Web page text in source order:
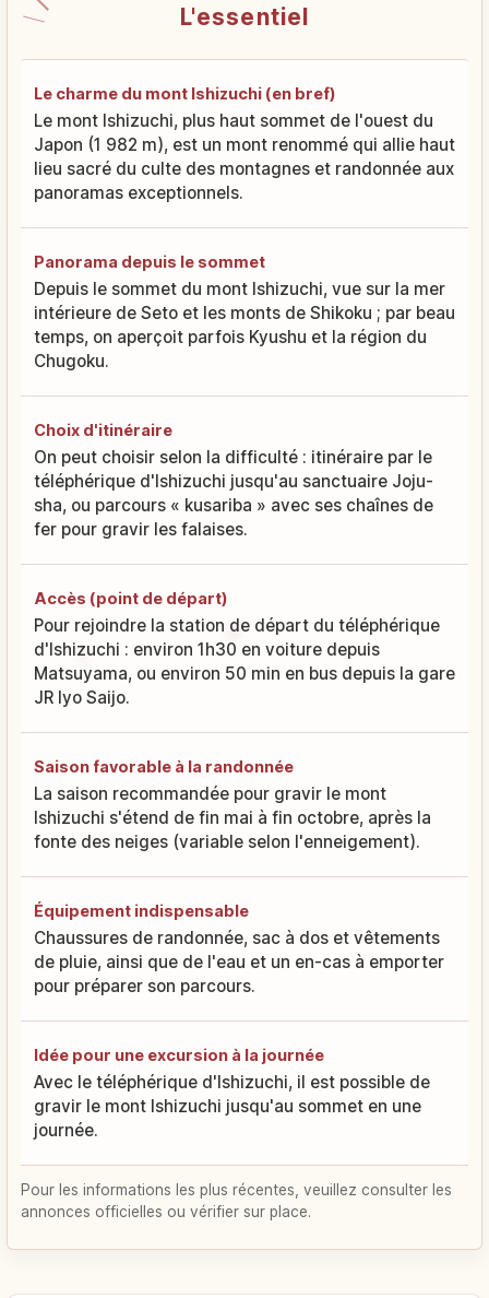
L'essentiel
Le charme du mont Ishizuchi (en bref)
Le mont Ishizuchi, plus haut sommet de l'ouest du
Japon (1 982 m), est un mont renommé qui allie haut
lieu sacré du culte des montagnes et randonnée aux
panoramas exceptionnels.
Panorama depuis le sommet
Depuis le sommet du mont Ishizuchi, vue sur la mer
intérieure de Seto et les monts de Shikoku ; par beau
temps, on aperçoit parfois Kyushu et la région du
Chugoku.
Choix d'itinéraire
On peut choisir selon la difficulté : itinéraire par le
téléphérique d'Ishizuchi jusqu'au sanctuaire Joju-
sha, ou parcours « kusariba » avec ses chaînes de
fer pour gravir les falaises.
Accès (point de départ)
Pour rejoindre la station de départ du téléphérique
d'Ishizuchi : environ 1h30 en voiture depuis
Matsuyama, ou environ 50 min en bus depuis la gare
JR Iyo Saijo.
Saison favorable à la randonnée
La saison recommandée pour gravir le mont
Ishizuchi s'étend de fin mai à fin octobre, après la
fonte des neiges (variable selon l'enneigement).
Équipement indispensable
Chaussures de randonnée, sac à dos et vêtements
de pluie, ainsi que de l'eau et un en-cas à emporter
pour préparer son parcours.
Idée pour une excursion à la journée
Avec le téléphérique d'Ishizuchi, il est possible de
gravir le mont Ishizuchi jusqu'au sommet en une
journée.
Pour les informations les plus récentes, veuillez consulter les
annonces officielles ou vérifier sur place.